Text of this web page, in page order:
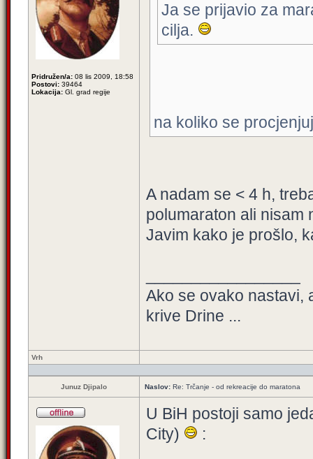
Pridružen/a: 08 lis 2009, 18:58
Postovi: 39464
Lokacija: Gl. grad regije
Ja se prijavio za
cilja.
na koliko se
A nadam se < 4 h,
polumaraton ali nisam
Javim kako je prošlo,
Ako se ovako nastavi,
krive Drine ...
Vrh
Junuz Djipalo Naslov: Re: Trčanje - od rekreacije do maratona
U BiH postoji samo
City)
: